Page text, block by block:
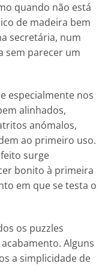
quando não está
de madeira bem
secretária, num
sem parecer um
especialmente nos
alinhados,
anómalos,
ao primeiro uso.
surge
bonito à primeira
em que se testa o
os puzzles
Alguns
a simplicidade de